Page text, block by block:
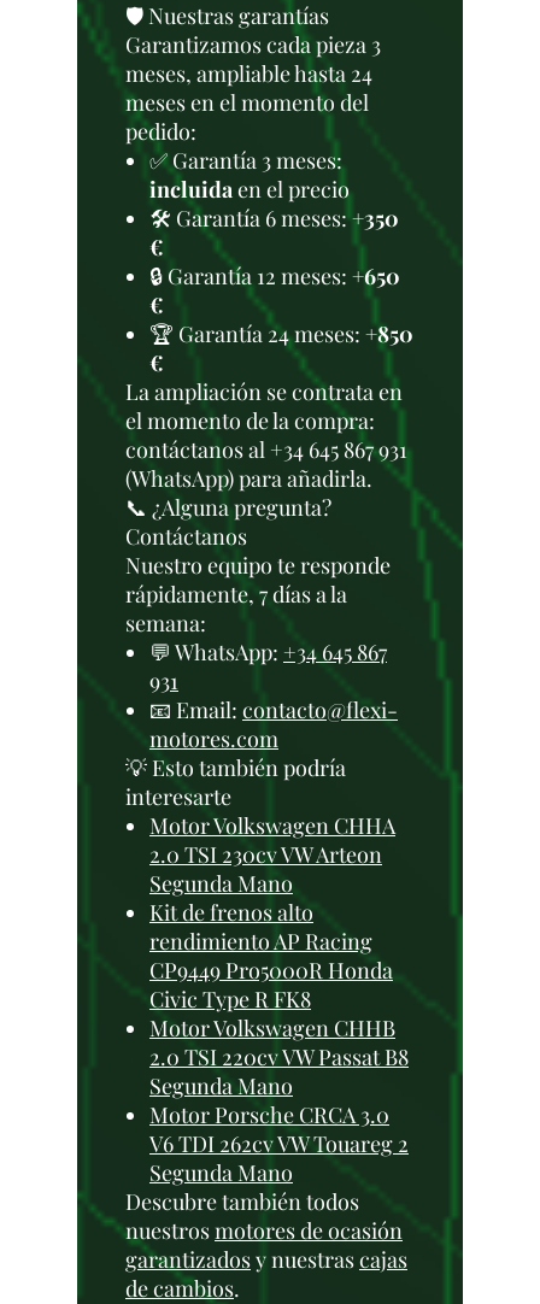
🛡️ Nuestras garantías
Garantizamos cada pieza 3
meses, ampliable hasta 24
meses en el momento del
pedido:
✅ Garantía 3 meses:
incluidaen el precio
🛠️ Garantía 6 meses:+350
€
🔒 Garantía 12 meses: +650
€
🏆 Garantía 24 meses: +850
€
La ampliación se contrata en
el momento de la compra:
contáctanos al +34 645 867 931
(WhatsApp) para añadirla.
📞 ¿Alguna pregunta?
Contáctanos
Nuestro equipo te responde
rápidamente, 7 días a la
semana:
💬 WhatsApp: +34 645 867
931
📧 Email: contacto@flexi-
motores.com
💡 Esto también podría
interesarte
Motor Volkswagen CHHA
2.0 TSI 230cv VW Arteon
Segunda Mano
Kit de frenos alto
rendimiento AP Racing
CP9449 Pro5000R Honda
Civic Type R FK8
Motor Volkswagen CHHB
2.0 TSI 220cv VW Passat B8
Segunda Mano
Motor Porsche CRCA 3.0
V6 TDI 262cv VW Touareg 2
Segunda Mano
Descubre también todos
nuestrosmotores de ocasión
garantizadosy nuestrascajas
de cambios.